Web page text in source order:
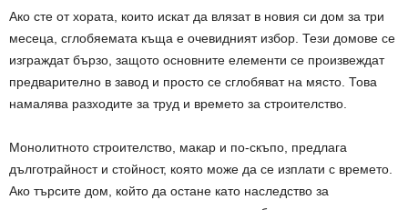
Ако сте от хората, които искат да влязат в новия си дом за три
месеца, сглобяемата къща е очевидният избор. Тези домове се
изграждат бързо, защото основните елементи се произвеждат
предварително в завод и просто се сглобяват на място. Това
намалява разходите за труд и времето за строителство.
Монолитното строителство, макар и по-скъпо, предлага
дълготрайност и стойност, която може да се изплати с времето.
Ако търсите дом, който да остане като наследство за